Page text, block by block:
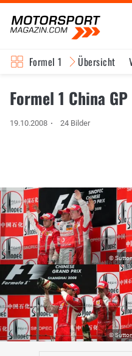
Formel 1 Übersicht
Formel 1 China
19.10.2008 24 Bilder